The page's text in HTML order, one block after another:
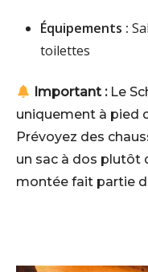
Équipements :
toilettes
Important :Le
uniquement à pied
Prévoyez des
un sac à dos plutôt
montée fait partie